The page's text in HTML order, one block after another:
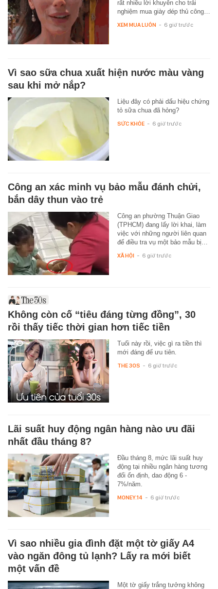
rất nhiều lời khuyên cho trải
nghiệm mua giày dép thủ công…
XEM MUA LUÔN - 6 giờ trước
Vì sao sữa chua xuất hiện nước màu vàng
sau khi mở nắp?
Liệu đây có phải dấu hiệu chứng
tỏ sữa chua đã hỏng?
SỨC KHỎE - 6 giờ trước
Công an xác minh vụ bảo mẫu đánh chửi,
bắn dây thun vào trẻ
Công an phường Thuận Giao
(TPHCM) đang lấy lời khai, làm
việc với những người liên quan
để điều tra vụ một bảo mẫu bị…
XÃ HỘI - 6 giờ trước
Không còn cố “tiêu đáng từng đồng”, 30
rồi thấy tiếc thời gian hơn tiếc tiền
Tuổi này rồi, việc gì ra tiền thì
mới đáng để ưu tiên.
THE 30S - 6 giờ trước
Lãi suất huy động ngân hàng nào ưu đãi
nhất đầu tháng 8?
Đầu tháng 8, mức lãi suất huy
động tại nhiều ngân hàng tương
đối ổn định, dao động 6 -
7%/năm.
MONEY.14 - 6 giờ trước
Vì sao nhiều gia đình đặt một tờ giấy A4
vào ngăn đông tủ lạnh? Lấy ra mới biết
một vấn đề
Một tờ giấy trắng tưởng không